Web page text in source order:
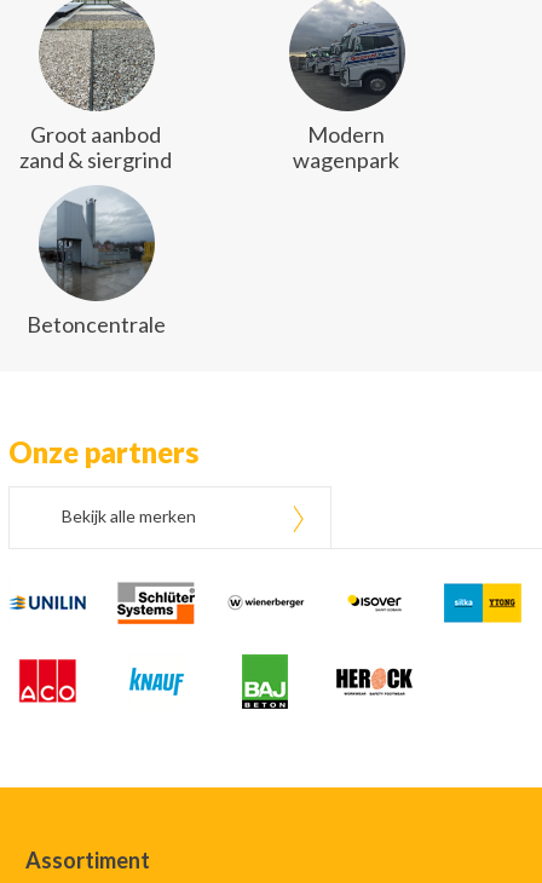
Groot aanbod
zand & siergrind
Modern
wagenpark
Betoncentrale
Onze partners
Bekijk alle merken
Assortiment